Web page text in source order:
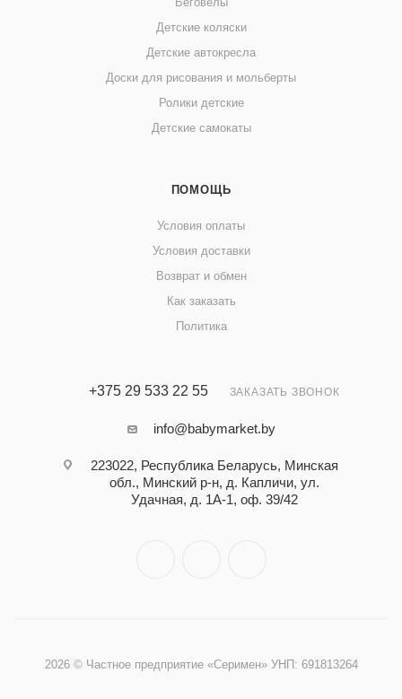
Детские коляски
Детские автокресла
Доски для рисования и мольберты
Ролики детские
Детские самокаты
ПОМОЩЬ
Условия оплаты
Условия доставки
Возврат и обмен
Как заказать
Политика
+375 29 533 22 55 ЗАКАЗАТЬ ЗВОНОК
info@babymarket.by
223022, Республика Беларусь, Минская
обл., Минский р-н, д. Капличи, ул.
Удачная, д. 1А-1, оф. 39/42
2026 © Частное предприятие «Серимен» УНП: 691813264